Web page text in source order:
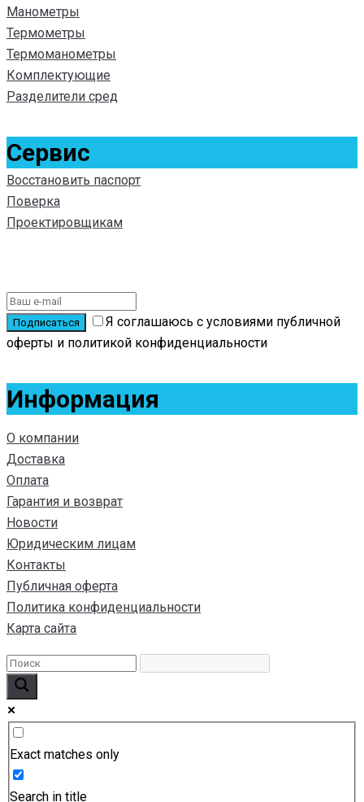
Манометры
Термометры
Термоманометры
Комплектующие
Разделители сред
Сервис
Восстановить паспорт
Поверка
Проектировщикам
Я соглашаюсь с условиями публичной
оферты и политикой конфиденциальности
Информация
О компании
Доставка
Оплата
Гарантия и возврат
Новости
Юридическим лицам
Контакты
Публичная оферта
Политика конфиденциальности
Карта сайта
Exact matches only
Search in title